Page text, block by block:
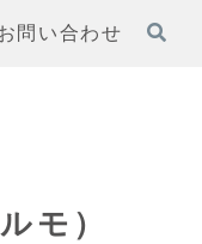
問い合わせ
モ）